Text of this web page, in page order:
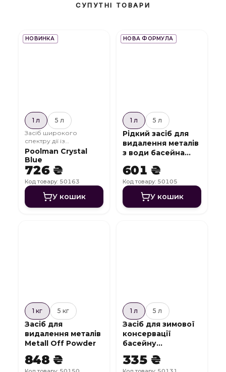
СУПУТНІ ТОВАРИ
НОВИНКА
1 л
5 л
Засіб широкого
спектру дії із
знезаражуючим
ефектом
Poolman Crystal
Blue
726 ₴
Код товару: 50163
У кошик
НОВА ФОРМУЛА
1 л 5 л
Рідкий засіб для
видалення металів
з води басейна
601 ₴
Код товару: 50105
У кошик
1 кг 5 кг
Засіб для
видалення металів
Metall Off Powder
848 ₴
1 л 5 л
Засіб для зимової
консервації
басейну
335 ₴